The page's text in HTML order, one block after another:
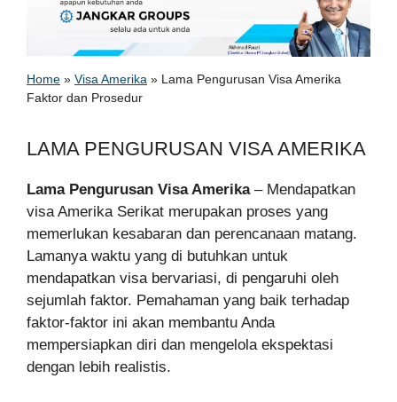
Home » Visa Amerika » Lama Pengurusan Visa Amerika
Faktor dan Prosedur
LAMA PENGURUSAN VISA AMERIKA
Lama Pengurusan Visa Amerika– Mendapatkan
visa Amerika Serikat merupakan proses yang
memerlukan kesabaran dan perencanaan matang.
Lamanya waktu yang di butuhkan untuk
mendapatkan visa bervariasi, di pengaruhi oleh
sejumlah faktor. Pemahaman yang baik terhadap
faktor-faktor ini akan membantu Anda
mempersiapkan diri dan mengelola ekspektasi
dengan lebih realistis.